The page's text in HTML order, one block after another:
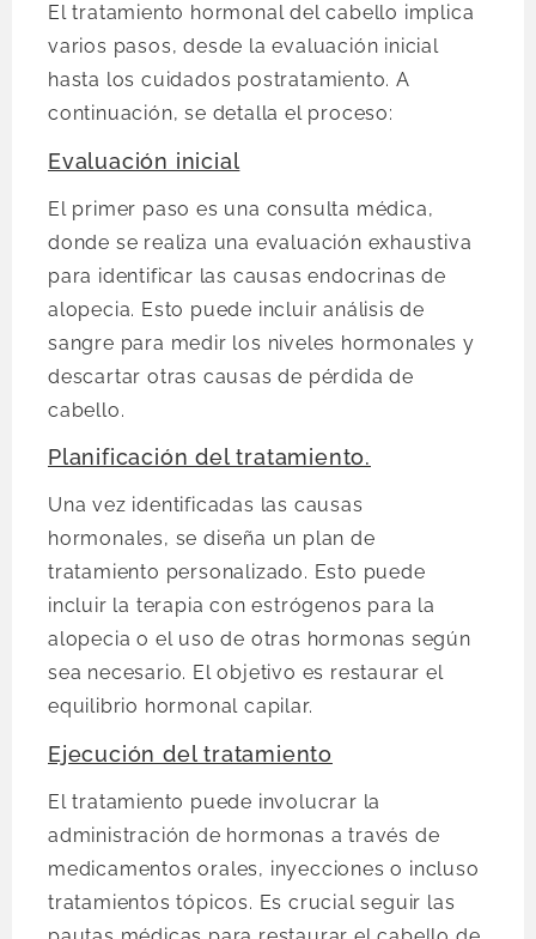
El tratamiento hormonal del cabello implica
varios pasos, desde la evaluación inicial
hasta los cuidados postratamiento. A
continuación, se detalla el proceso:
Evaluación inicial
El primer paso es una consulta médica,
donde se realiza una evaluación exhaustiva
para identificar las causas endocrinas de
alopecia. Esto puede incluir análisis de
sangre para medir los niveles hormonales y
descartar otras causas de pérdida de
cabello.
Planificación del tratamiento.
Una vez identificadas las causas
hormonales, se diseña un plan de
tratamiento personalizado. Esto puede
incluir la terapia con estrógenos para la
alopecia o el uso de otras hormonas según
sea necesario. El objetivo es restaurar el
equilibrio hormonal capilar.
Ejecución del tratamiento
El tratamiento puede involucrar la
administración de hormonas a través de
medicamentos orales, inyecciones o incluso
tratamientos tópicos. Es crucial seguir las